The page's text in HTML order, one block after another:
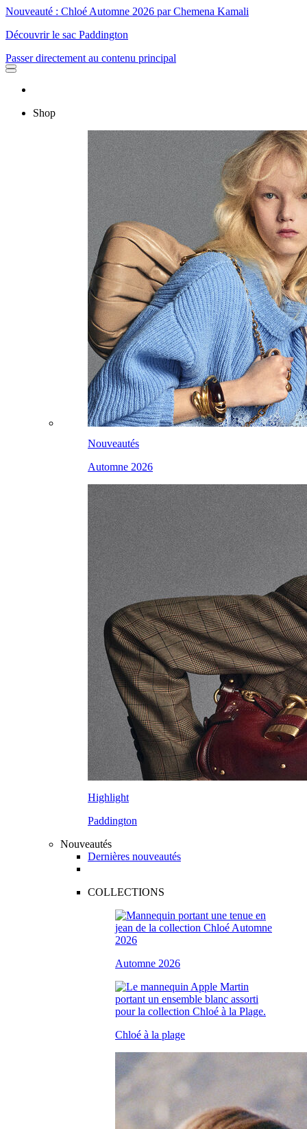
Nouveauté : Chloé Automne 2026 par Chemena Kamali
Découvrir le sac Paddington
Passer directement au contenu principal
Shop
Nouveautés
Automne 2026
Highlight
Paddington
Nouveautés
Dernières nouveautés
COLLECTIONS
Automne 2026
Chloé à la plage